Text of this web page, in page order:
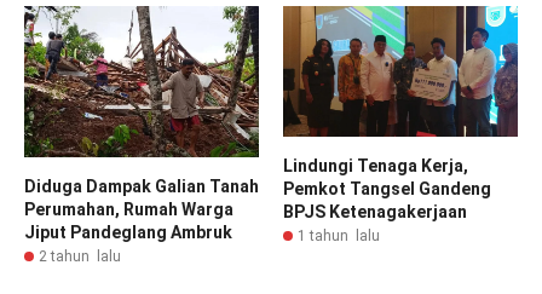
Diduga Dampak Galian Tanah
Perumahan, Rumah Warga
Jiput Pandeglang Ambruk
2 tahun lalu
Lindungi Tenaga Kerja,
Pemkot Tangsel Gandeng
BPJS Ketenagakerjaan
1 tahun lalu